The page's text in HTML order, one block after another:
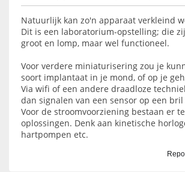
Natuurlijk kan zo'n apparaat verkleind
Dit is een laboratorium-opstelling; die
groot en lomp, maar wel functioneel.
Voor verdere miniaturisering zou je
soort implantaat in je mond, of op je
Via wifi of een andere draadloze
dan signalen van een sensor op een bril
Voor de stroomvoorziening bestaan er
oplossingen. Denk aan kinetische
hartpompen etc.